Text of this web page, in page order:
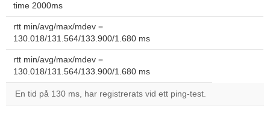
time 2000ms
rtt min/avg/max/mdev =
130.018/131.564/133.900/1.680 ms
rtt min/avg/max/mdev =
130.018/131.564/133.900/1.680 ms
En tid på 130 ms, har registrerats vid ett ping-test.